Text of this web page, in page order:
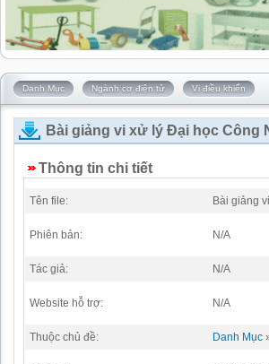
Danh Mục Ngành cơ điện tử Vi điều khiển
Bài giảng vi xử lý Đại học Công
Thông tin chi tiết
Tên file: Bài giảng
Phiên bản: N/A
Tác giả: N/A
Website hỗ trợ: N/A
Thuộc chủ đề: Danh Mục